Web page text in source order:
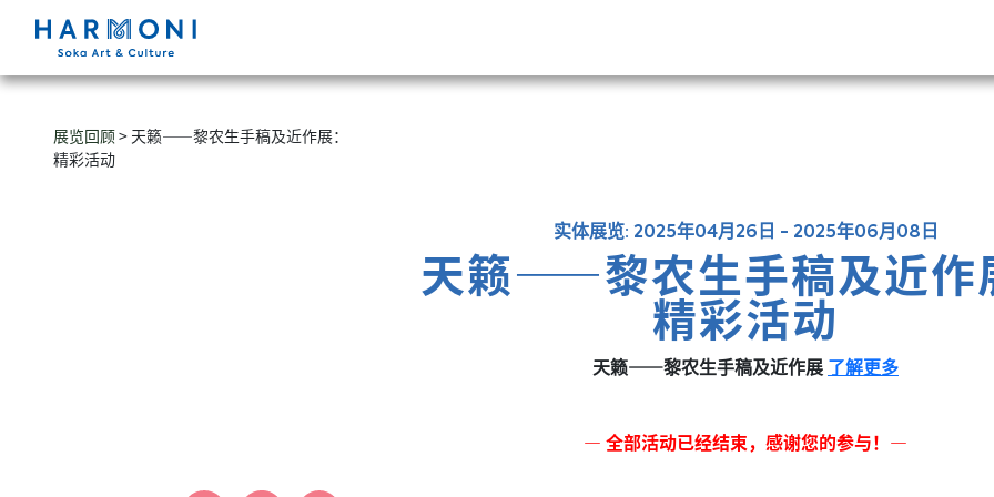
展览回顾> 天籁——黎农生手稿及近作展：
精彩活动
实体展览: 2025年04月26日 - 2025年06月08日
天籁——黎农生手稿及近作
精彩活动
天籁——黎农生手稿及近作展 了解更多
— 全部活动已经结束，感谢您的参与！—